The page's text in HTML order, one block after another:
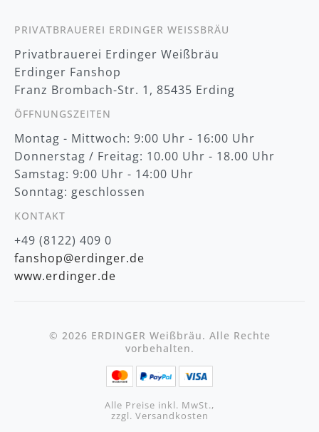
t
e
r
:
PRIVATBRAUEREI ERDINGER WEISSBRÄU
Privatbrauerei Erdinger Weißbräu
Erdinger Fanshop
Franz Brombach-Str. 1, 85435 Erding
ÖFFNUNGSZEITEN
Montag - Mittwoch: 9:00 Uhr - 16:00 Uhr
Donnerstag / Freitag: 10.00 Uhr - 18.00 Uhr
Samstag: 9:00 Uhr - 14:00 Uhr
Sonntag: geschlossen
KONTAKT
+49 (8122) 409 0
fanshop@erdinger.de
www.erdinger.de
© 2026 ERDINGER Weißbräu. Alle Rechte
vorbehalten.
Alle Preise inkl. MwSt.,
zzgl. Versandkosten